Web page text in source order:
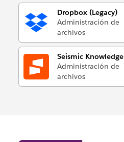
Dropbox (Legacy)
Administración de
archivos
Seismic Knowledge
Administración de
archivos